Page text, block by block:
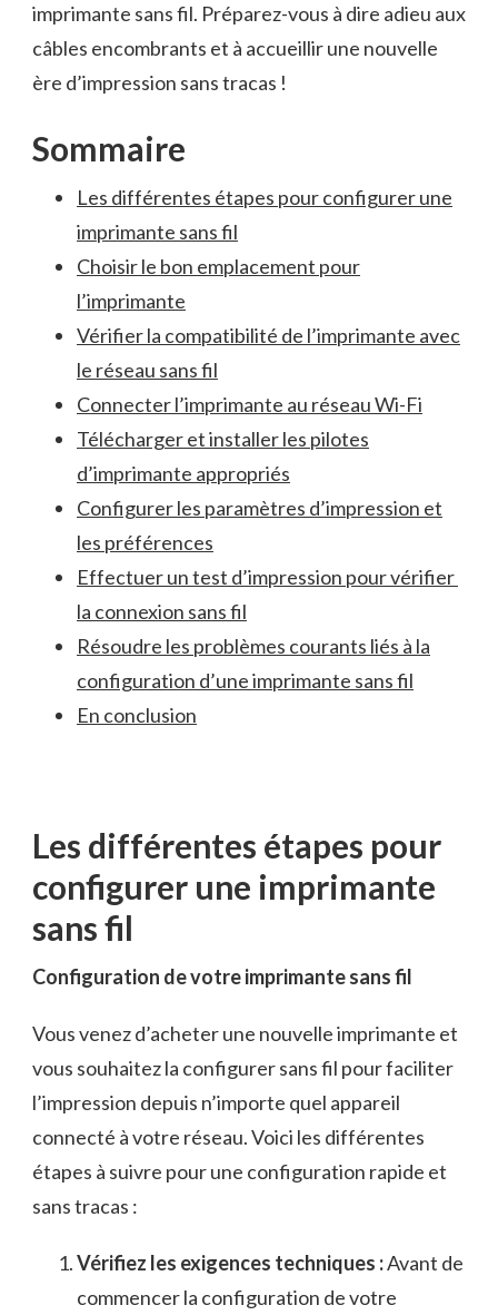
imprimante ‌sans fil. Préparez-vous à dire ‍adieu aux
câbles encombrants et à ⁣accueillir une nouvelle
ère d’impression sans ⁣tracas !
Sommaire
Les⁣ différentes ⁢étapes pour configurer⁤ une
imprimante ‍sans fil
Choisir le bon emplacement pour
l’imprimante
Vérifier la compatibilité de l’imprimante⁢ avec
le‍ réseau sans fil
Connecter l’imprimante au ‍réseau⁣ Wi-Fi
Télécharger et installer les pilotes
d’imprimante appropriés
Configurer les paramètres d’impression et
les‍ préférences
Effectuer un test d’impression ⁤pour vérifier ​
la ⁤connexion ⁤sans fil
Résoudre ‍les ⁣problèmes‌ courants ⁣liés à la
configuration d’une imprimante sans⁣ fil
En conclusion
Les différentes étapes pour
configurer une imprimante
⁣sans fil
Configuration ⁤de votre imprimante sans fil
Vous venez d’acheter une nouvelle imprimante et
vous souhaitez la configurer‌ sans fil pour faciliter
l’impression depuis n’importe quel appareil⁢
connecté à votre‍ réseau. Voici les différentes
étapes à suivre pour une configuration rapide​ et
sans tracas :
Vérifiez les exigences techniques :Avant de
commencer‍ la ⁤configuration de ⁣votre